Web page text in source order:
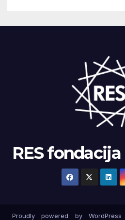
RES fondacija
Proudly powered by WordPress